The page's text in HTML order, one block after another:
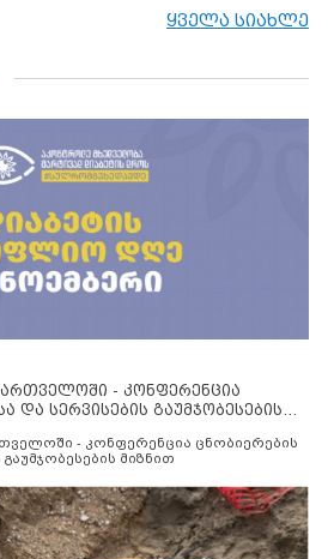
ყველა სიახლე
- კონფერენცია
და სერვისების გაუმჯობესების
- კონფერენცია ცნობიერების
მიზნით